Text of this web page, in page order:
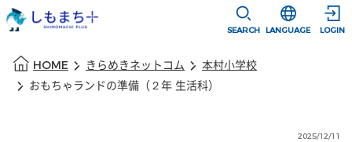
SEARCH
選択すると言
LANGUAGE LOGIN
HOME きらめきネットコム
本村小学校
おもちゃランドの準備（２年 生活科）
2025/12/11